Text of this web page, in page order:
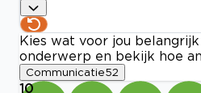
Kies wat voor jou belangrijk
onderwerp en bekijk hoe
Communicatie52
10